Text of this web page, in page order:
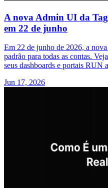
A nova Admin UI da
em 22 de junho
Em 22 de junho de 2026, a
padrão para todas as contas.
seus dashboards e portais RUN
Jun 17, 2026